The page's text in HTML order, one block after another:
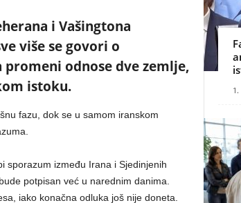
i Vašingtona
više se govori o
odnose dve zemlje,
istoku.
fazu, dok se u samom iranskom
sporazum između Irana i Sjedinjenih
potpisan već u narednim danima.
iako konačna odluka još nije doneta.